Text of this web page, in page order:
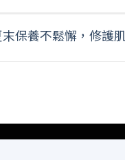
末保養不鬆懈，修護